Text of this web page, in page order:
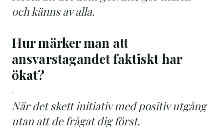
och känns av alla.
Hur märker man att
ansvarstagandet faktiskt har
ökat?
-
När det skett initiativ med positiv utgång
utan att de frågat dig först.